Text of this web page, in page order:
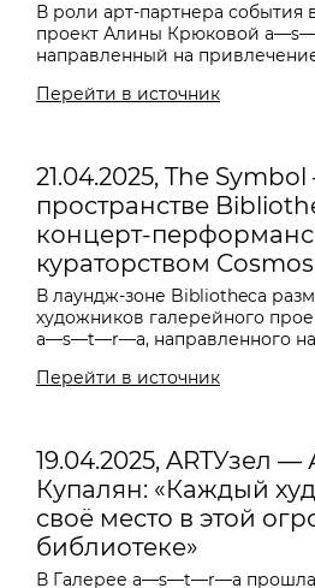
В роли арт-партнера
проект Алины Крюковой
направленный на
Перейти в источник
21.04.2025, The
пространстве
концерт-
кураторством
В лаундж-зоне Bibliotheca
художников галерейного
a—s—t—r—a, направленного
Перейти в источник
19.04.2025, ARTУзел
Купалян: «Каждый
своё место в этой
библиотеке»
В Галерее a—s—t—r—a прошла